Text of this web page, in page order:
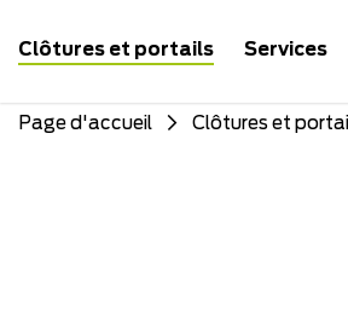
Clôtures et portails Services
Page d'accueil Clôtures et